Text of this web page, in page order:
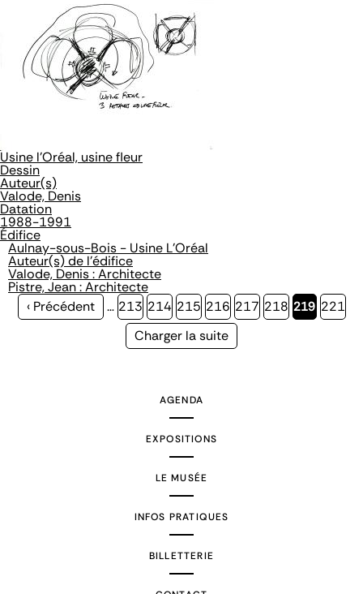
Usine l'Oréal, usine fleur
Dessin
Auteur(s)
Valode, Denis
Datation
1988-1991
Édifice
Aulnay-sous-Bois - Usine L'Oréal
Auteur(s) de l'édifice
Valode, Denis : Architecte
Pistre, Jean : Architecte
Page
‹ Précédent … Page
213 Page
214 Page
215 Page
216 Page
217 Page
218 Page
219 Page
221
Page
Charger la suite
AGENDA
EXPOSITIONS
LE MUSÉE
INFOS PRATIQUES
BILLETTERIE